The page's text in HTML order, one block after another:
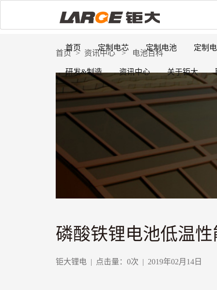
首页 定制电芯 定制电池 定制
研发&制造 资讯中心 关于钜大
首页 > 资讯中心 > 电池百科
磷酸铁锂电池低温
钜大锂电 | 点击量： 0次 | 2019年02月14日